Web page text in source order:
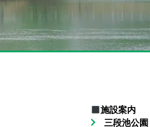
施設案内
三段池公園